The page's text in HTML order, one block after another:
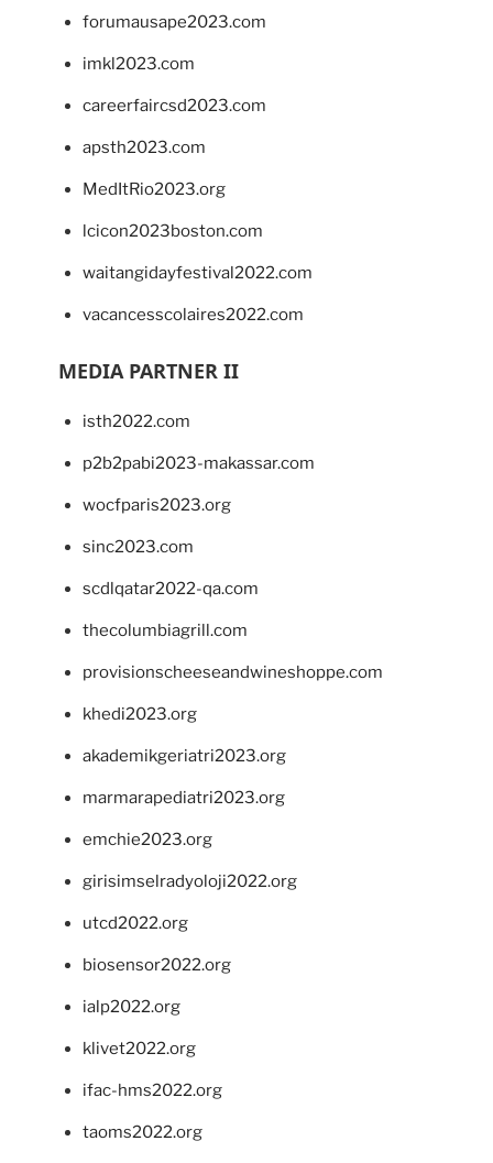
forumausape2023.com
imkl2023.com
careerfaircsd2023.com
apsth2023.com
MedItRio2023.org
lcicon2023boston.com
waitangidayfestival2022.com
vacancesscolaires2022.com
MEDIA PARTNER II
isth2022.com
p2b2pabi2023-makassar.com
wocfparis2023.org
sinc2023.com
scdlqatar2022-qa.com
thecolumbiagrill.com
provisionscheeseandwineshoppe.com
khedi2023.org
akademikgeriatri2023.org
marmarapediatri2023.org
emchie2023.org
girisimselradyoloji2022.org
utcd2022.org
biosensor2022.org
ialp2022.org
klivet2022.org
ifac-hms2022.org
taoms2022.org